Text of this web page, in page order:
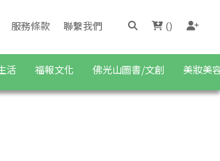
服務條款 聯繫我們 ()
活 福報文化 佛光山圖書/文創 美妝美